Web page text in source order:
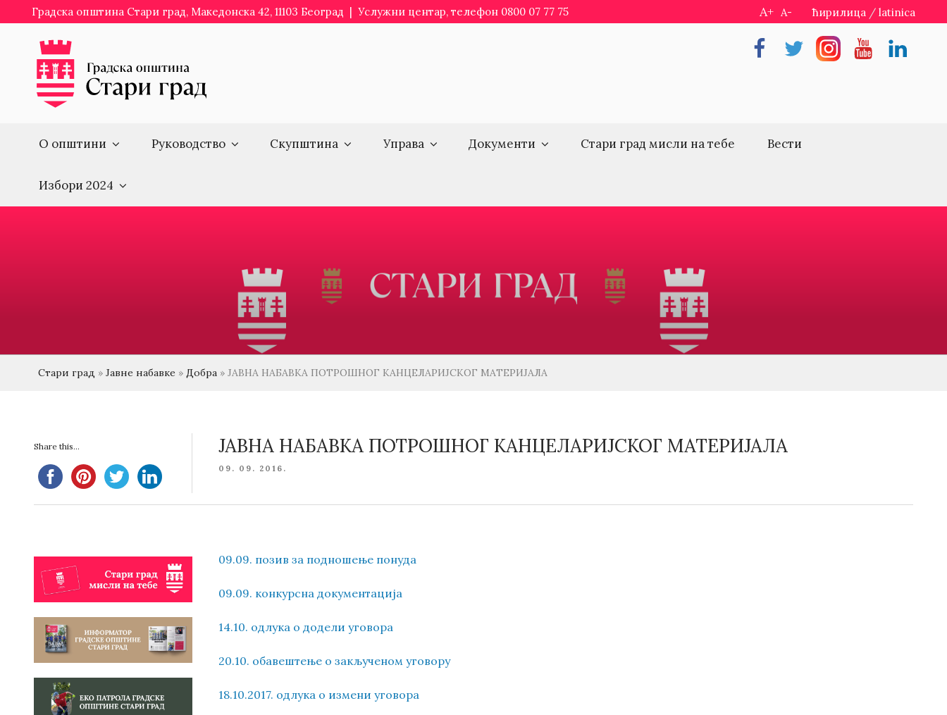
to
content
Градска општина Стари град, Македонска 42, 11103 Београд | Услужни центар, телефон 0800 07 77 75 A+ A- ћирилица / latinica
FacebookTwitterInstragramYoutubeLinkedin
О општини Руководство Скупштина Управа Документи Стари град мисли на тебе Вести
Избори 2024
Стари град » Јавне набавке » Добра » ЈАВНА НАБАВКА ПОТРОШНОГ КАНЦЕЛАРИЈСКОГ МАТЕРИЈАЛА
Share this... ЈАВНА НАБАВКА ПОТРОШНОГ КАНЦЕЛАРИЈСКОГ МАТЕРИЈАЛА
POSTED
09. 09. 2016.
09.09. позив за подношење понуда
09.09. конкурсна документација
14.10. одлука о додели уговора
20.10. обавештење о закљученом уговору
18.10.2017. одлука о измени уговора